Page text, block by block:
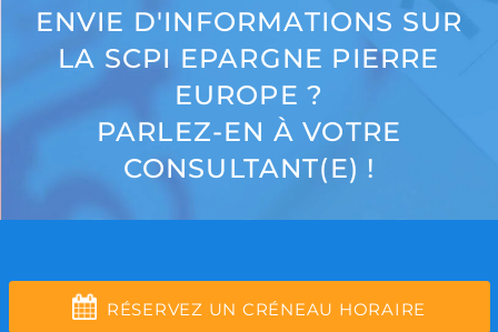
ENVIE D'INFORMATIONS SUR
LA SCPI EPARGNE PIERRE
EUROPE ?
PARLEZ-EN À VOTRE
CONSULTANT(E) !
RÉSERVEZ UN CRÉNEAU HORAIRE